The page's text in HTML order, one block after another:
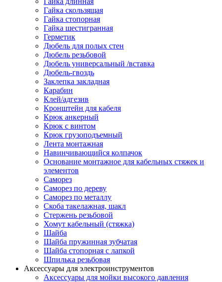
Гайка скользящая
Гайка стопорная
Гайка шестигранная
Герметик
Дюбель для полых стен
Дюбель резьбовой
Дюбель универсальный /вставка
Дюбель-гвоздь
Заклепка закладная
Карабин
Клей/адгезив
Кронштейн для кабеля
Крюк анкерный
Крюк с винтом
Крюк грузоподъемный
Лента монтажная
Навинчивающийся колпачок
Основание монтажное для кабельных стяжек и
элементов
Саморез
Саморез по дереву
Саморез по металлу
Скоба такелажная, шакл
Стержень резьбовой
Хомут кабельный (стяжка)
Шайба
Шайба пружинная зубчатая
Шайба стопорная с лапкой
Шпилька резьбовая
Аксессуары для электроинструментов
Аксессуары для мойки высокого давления